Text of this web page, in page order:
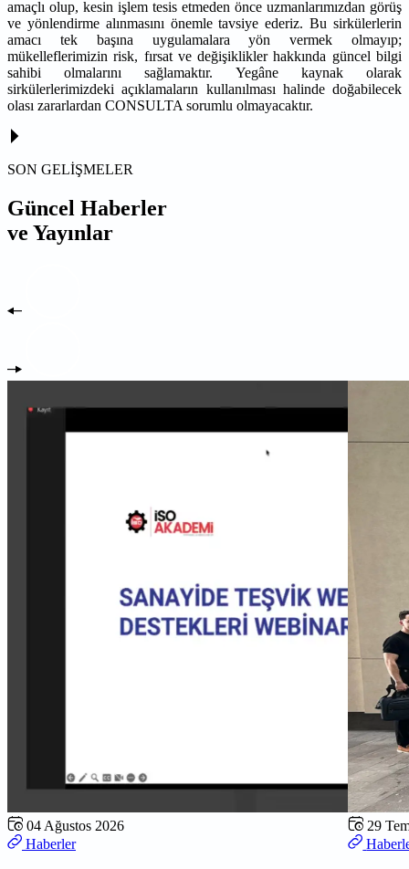
amaçlı olup, kesin işlem tesis etmeden önce uzmanlarımızdan görüş
ve yönlendirme alınmasını önemle tavsiye ederiz. Bu sirkülerlerin
amacı tek başına uygulamalara yön vermek olmayıp;
mükelleflerimizin risk, fırsat ve değişiklikler hakkında güncel bilgi
sahibi olmalarını sağlamaktır. Yegâne kaynak olarak
sirkülerlerimizdeki açıklamaların kullanılması halinde doğabilecek
olası zararlardan CONSULTA sorumlu olmayacaktır.
SON GELİŞMELER
Güncel Haberler
ve Yayınlar
04 Ağustos 2026
Haberler
29